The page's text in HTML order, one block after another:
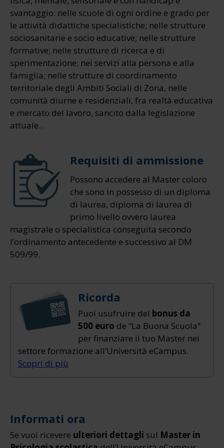
svantaggio: nelle scuole di ogni ordine e grado per
le attività didattiche specialistiche; nelle strutture
sociosanitarie e socio educative; nelle strutture
formative; nelle strutture di ricerca e di
sperimentazione; nei servizi alla persona e alla
famiglia; nelle strutture di coordinamento
territoriale degli Ambiti Sociali di Zona, nelle
comunità diurne e residenziali, fra realtà educativa
e mercato del lavoro, sancito dalla legislazione
attuale..
Requisiti di ammissione
Possono accedere al Master coloro
che sono in possesso di un diploma
di laurea, diploma di laurea di
primo livello ovvero laurea
magistrale o specialistica conseguita secondo
l’ordinamento antecedente e successivo al DM
509/99.
Ricorda
Puoi usufruire del bonus da
500 euro de “La Buona Scuola”
per finanziare il tuo Master nel
settore formazione all’Università eCampus.
Scopri di più
Informati ora
Se vuoi ricevere ulteriori dettagli sul Master in